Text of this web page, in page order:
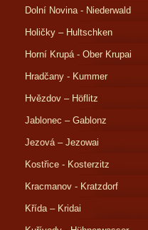
Dolní Novina - Niederwald
Holičky – Hultschken
Horní Krupá - Ober Krupai
Hradčany - Kummer
Hvězdov – Höflitz
Jablonec – Gablonz
Jezová – Jezowai
Kostřice - Kosterzitz
Kracmanov - Kratzdorf
Křída – Kridai